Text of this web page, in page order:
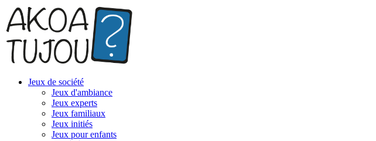
Jeux de société
Jeux d'ambiance
Jeux experts
Jeux familiaux
Jeux initiés
Jeux pour enfants